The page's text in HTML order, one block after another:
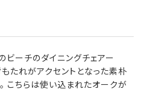
ーチのダイニングチェアー
たれがアクセントとなった素朴
こちらは使い込まれたオークが